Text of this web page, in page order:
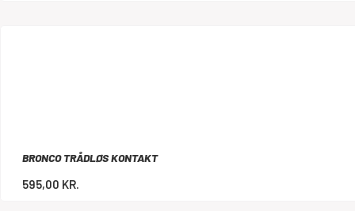
BRONCO TRÅDLØS KONTAKT
595,00 KR.